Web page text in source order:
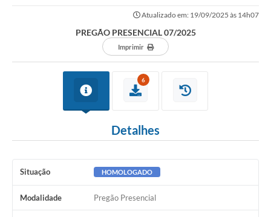
Atualizado em: 19/09/2025 às 14h07
PREGÃO PRESENCIAL 07/2025
Imprimir
6
Detalhes
Situação HOMOLOGADO
Modalidade Pregão Presencial